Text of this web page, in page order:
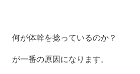
何が体幹を捻っているのか？
が一番の原因になります。